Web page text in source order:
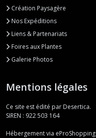
Création Paysagère
Nos Expéditions
Liens & Partenariats
Foires aux Plantes
Galerie Photos
Mentions légales
Ce site est édité par Desertica.
SIREN : 922 503 164
Hébergement via eProShopping